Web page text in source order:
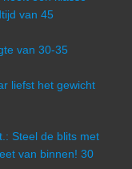
van 45
van 30-35
liefst het gewicht
Steel de blits met
van binnen! 30